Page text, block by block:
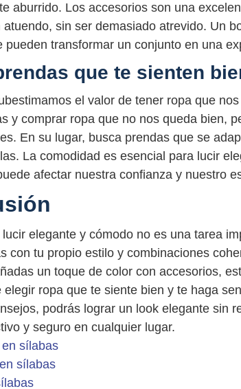
aburrido. Los accesorios son una
atuendo, sin ser demasiado atrevido. Un
pueden transformar un conjunto en una
que te sienten
el valor de tener ropa que
y comprar ropa que no nos queda bien,
En su lugar, busca prendas que se
La comodidad es esencial para lucir
afectar nuestra confianza y nuestro
elegante y cómodo no es una tarea
con tu propio estilo y combinaciones
un toque de color con accesorios,
elegir ropa que te siente bien y te haga
podrás lograr un look elegante sin
y seguro en cualquier lugar.
sílabas
sílabas